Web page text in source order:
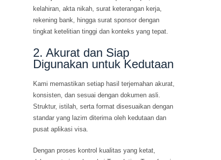
kelahiran, akta nikah, surat keterangan kerja,
rekening bank, hingga surat sponsor dengan
tingkat ketelitian tinggi dan konteks yang tepat.
2. Akurat dan Siap
Digunakan untuk Kedutaan
Kami memastikan setiap hasil terjemahan akurat,
konsisten, dan sesuai dengan dokumen asli.
Struktur, istilah, serta format disesuaikan dengan
standar yang lazim diterima oleh kedutaan dan
pusat aplikasi visa.
Dengan proses kontrol kualitas yang ketat,